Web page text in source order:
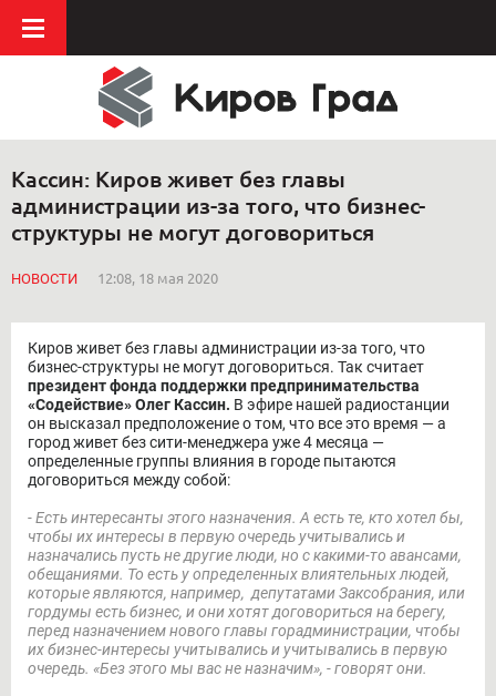
Кассин: Киров живет без главы
администрации из-за того, что бизнес-
структуры не могут договориться
НОВОСТИ 12:08, 18 мая 2020
Киров живет без главы администрации из-за того, что
бизнес-структуры не могут договориться. Так считает
президент фонда поддержки предпринимательства
«Содействие» Олег Кассин. В эфире нашей радиостанции
он высказал предположение о том, что все это время — а
город живет без сити-менеджера уже 4 месяца —
определенные группы влияния в городе пытаются
договориться между собой:
- Есть интересанты этого назначения. А есть те, кто хотел бы,
чтобы их интересы в первую очередь учитывались и
назначались пусть не другие люди, но с какими-то авансами,
обещаниями. То есть у определенных влиятельных людей,
которые являются, например, депутатами Заксобрания, или
гордумы есть бизнес, и они хотят договориться на берегу,
перед назначением нового главы горадминистрации, чтобы
их бизнес-интересы учитывались и учитывались в первую
очередь. «Без этого мы вас не назначим», - говорят они.